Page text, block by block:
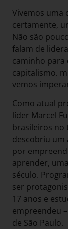
Vivemos uma
certamente,
Não são
falam de
caminho para
capitalismo,
vemos
Como atual
líder Marcel
brasileiros no
descobriu um
por
aprender,
século.
ser
17 anos e
empreendeu
de São Paulo.